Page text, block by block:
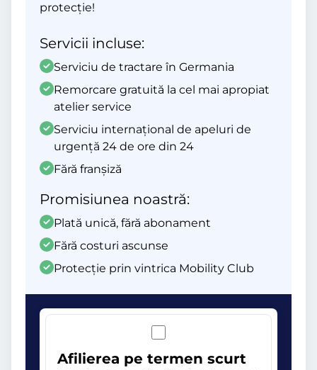
protecție!
Servicii incluse:
Serviciu de tractare în Germania
Remorcare gratuită la cel mai apropiat
atelier service
Serviciu internațional de apeluri de
urgență 24 de ore din 24
Fără franșiză
Promisiunea noastră:
Plată unică, fără abonament
Fără costuri ascunse
Protecție prin vintrica Mobility Club
Afilierea pe termen scurt